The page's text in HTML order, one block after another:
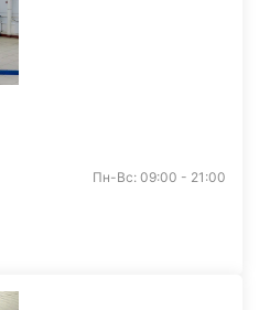
Пн-Вс: 09:00 - 21:00